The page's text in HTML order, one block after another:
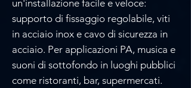
un'installazione facile e veloce:
supporto di fissaggio regolabile, viti
in acciaio inox e cavo di sicurezza in
acciaio. Per applicazioni PA, musica e
suoni di sottofondo in luoghi pubblici
come ristoranti, bar, supermercati.